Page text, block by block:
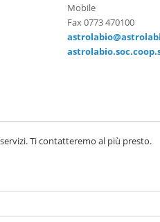
Mobile
Fax 0773 470100
Ti contatteremo al più presto.